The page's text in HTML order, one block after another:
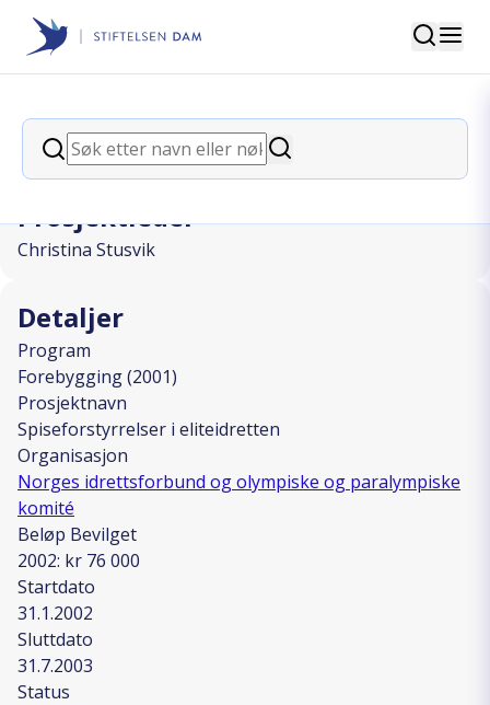
Stiftelsen Dam
Søk
Søk
Søk
back
Spiseforstyrrelser i eliteidretten
Prosjektleder
Christina Stusvik
Detaljer
Program
Forebygging (2001)
Prosjektnavn
Spiseforstyrrelser i eliteidretten
Organisasjon
Norges idrettsforbund og olympiske og paralympiske
komité
Beløp Bevilget
2002: kr 76 000
Startdato
31.1.2002
Sluttdato
31.7.2003
Status